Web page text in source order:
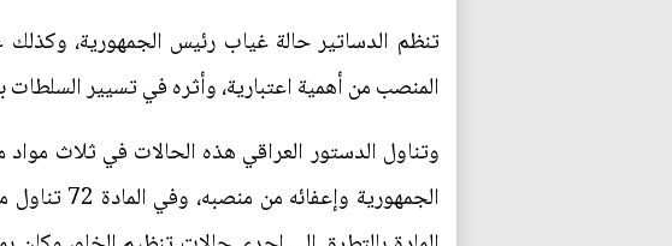
تنظم الدساتير حالة غياب رئيس الجمهورية،
المنصب من أهمية اعتبارية، وأثره في تسيير